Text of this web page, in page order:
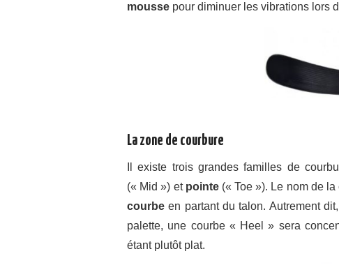
mousse pour diminuer les vibrations lors
La zone de courbure
Il existe trois grandes familles de
(« Mid ») et pointe(« Toe »). Le nom de la
courbe en partant du talon. Autrement
palette, une courbe « Heel » sera
étant plutôt plat.